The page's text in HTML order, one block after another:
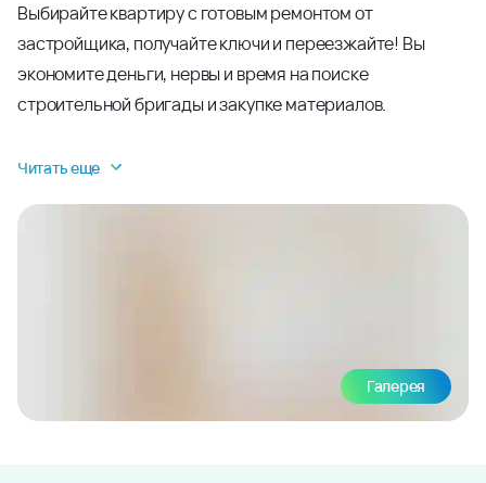
Выбирайте квартиру с готовым ремонтом от
застройщика, получайте ключи и переезжайте! Вы
экономите деньги, нервы и время на поиске
строительной бригады и закупке материалов.
Читать еще
Галерея